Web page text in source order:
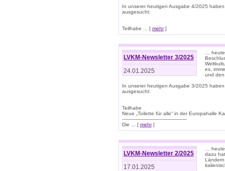
In unserer heutigen Ausgabe 4/2025
ausgesucht:
Teilhabe ... [ mehr]
LVKM-Newsletter 3/2025
24.01.2025
…
es,
und
In unserer heutigen Ausgabe 3/2025
ausgesucht:
Teilhabe
Neue „Toilette für alle“ in der Europahalle
-------------------------------------------
Die ... [ mehr]
LVKM-Newsletter 2/2025
17.01.2025
…
dazu